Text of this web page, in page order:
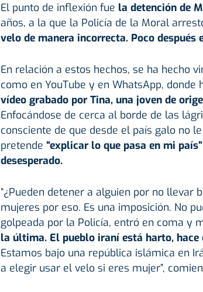
El punto de inflexión fue la detención de
años, a la que la Policía de la Moral
velo de manera incorrecta. Poco después
En relación a estos hechos, se ha hecho
como en YouTube y en WhatsApp,
vídeo grabado por Tina, una joven de
Enfocándose de cerca al borde de las
consciente de que desde el país galo no
pretende “explicar lo que pasa en mi
desesperado.
“¿Pueden detener a alguien por no llevar
mujeres por eso. Es una imposición. No
golpeada por la Policía, entró en coma y
la última. El pueblo iraní está harto, hace
Estamos bajo una república islámica en
a elegir usar el velo si eres mujer”,